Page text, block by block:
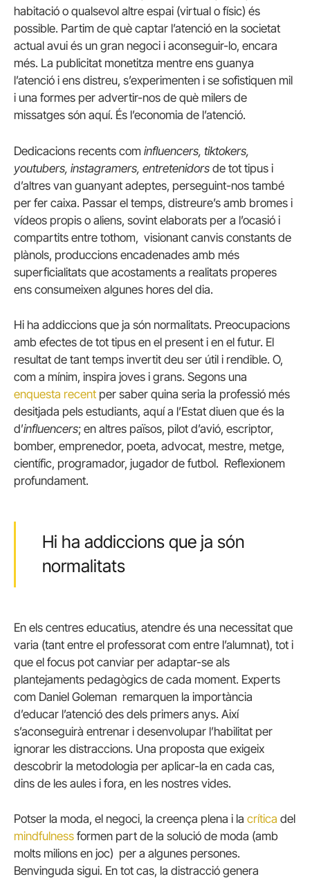
habitació o qualsevol altre espai (virtual o físic) és
possible. Partim de què captar l’atenció en la societat
actual avui és un gran negoci i aconseguir-lo, encara
més. La publicitat monetitza mentre ens guanya
l’atenció i ens distreu, s’experimenten i se sofistiquen mil
i una formes per advertir-nos de què milers de
missatges són aquí. És l’economia de l’atenció.
Dedicacions recents com influencers, tiktokers,
youtubers, instagramers, entretenidors de tot tipus i
d’altres van guanyant adeptes, perseguint-nos també
per fer caixa. Passar el temps, distreure’s amb bromes i
vídeos propis o aliens, sovint elaborats per a l’ocasió i
compartits entre tothom, visionant canvis constants de
plànols, produccions encadenades amb més
superficialitats que acostaments a realitats properes
ens consumeixen algunes hores del dia.
Hi ha addiccions que ja són normalitats. Preocupacions
amb efectes de tot tipus en el present i en el futur. El
resultat de tant temps invertit deu ser útil i rendible. O,
com a mínim, inspira joves i grans. Segons una
enquesta recent per saber quina seria la professió més
desitjada pels estudiants, aquí a l’Estat diuen que és la
d’influencers; en altres països, pilot d’avió, escriptor,
bomber, emprenedor, poeta, advocat, mestre, metge,
científic, programador, jugador de futbol. Reflexionem
profundament.
Hi ha addiccions que ja són
normalitats
En els centres educatius, atendre és una necessitat que
varia (tant entre el professorat com entre l’alumnat), tot i
que el focus pot canviar per adaptar-se als
plantejaments pedagògics de cada moment. Experts
com Daniel Goleman remarquen la importància
d’educar l’atenció des dels primers anys. Així
s’aconseguirà entrenar i desenvolupar l’habilitat per
ignorar les distraccions. Una proposta que exigeix
descobrir la metodologia per aplicar-la en cada cas,
dins de les aules i fora, en les nostres vides.
Potser la moda, el negoci, la creença plena i la crítica del
mindfulness formen part de la solució de moda (amb
molts milions en joc) per a algunes persones.
Benvinguda sigui. En tot cas, la distracció genera